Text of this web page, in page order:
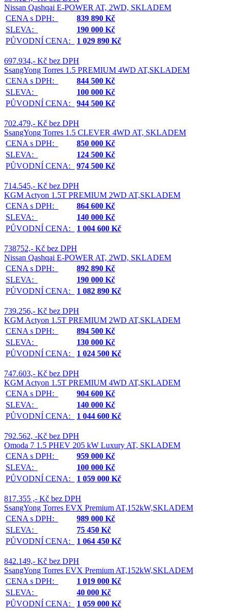
Nissan Qashqai E-POWER AT, 2WD, SKLADEM
CENA s DPH:
839 890 Kč
SLEVA:
190 000 Kč
PŮVODNÍ CENA:
1 029 890 Kč
697.934,- Kč bez DPH
SsangYong Torres 1.5 PREMIUM 4WD AT,SKLADEM
CENA s DPH:
844 500 Kč
SLEVA:
100 000 Kč
PŮVODNÍ CENA:
944 500 Kč
702.479,- Kč bez DPH
SsangYong Torres 1.5 CLEVER 4WD AT, SKLADEM
CENA s DPH:
850 000 Kč
SLEVA:
124 500 Kč
PŮVODNÍ CENA:
974 500 Kč
714.545,- Kč bez DPH
KGM Actyon 1.5T PREMIUM 2WD AT,SKLADEM
CENA s DPH:
864 600 Kč
SLEVA:
140 000 Kč
PŮVODNÍ CENA:
1 004 600 Kč
738752,- Kč bez DPH
Nissan Qashqai E-POWER AT, 2WD, SKLADEM
CENA s DPH:
892 890 Kč
SLEVA:
190 000 Kč
PŮVODNÍ CENA:
1 082 890 Kč
739.256,- Kč bez DPH
KGM Actyon 1.5T PREMIUM 2WD AT,SKLADEM
CENA s DPH:
894 500 Kč
SLEVA:
130 000 Kč
PŮVODNÍ CENA:
1 024 500 Kč
747.603,- Kč bez DPH
KGM Actyon 1.5T PREMIUM 4WD AT,SKLADEM
CENA s DPH:
904 600 Kč
SLEVA:
140 000 Kč
PŮVODNÍ CENA:
1 044 600 Kč
792.562, -Kč bez DPH
Omoda 7 1.5 PHEV 205 kW Luxury AT, SKLADEM
CENA s DPH:
959 000 Kč
SLEVA:
100 000 Kč
PŮVODNÍ CENA:
1 059 000 Kč
817.355 ,- Kč bez DPH
SsangYong Torres EVX Premium AT,152kW,SKLADEM
CENA s DPH:
989 000 Kč
SLEVA:
75 450 Kč
PŮVODNÍ CENA:
1 064 450 Kč
842.149,- Kč bez DPH
SsangYong Torres EVX Premium AT,152kW,SKLADEM
CENA s DPH:
1 019 000 Kč
SLEVA:
40 000 Kč
PŮVODNÍ CENA:
1 059 000 Kč